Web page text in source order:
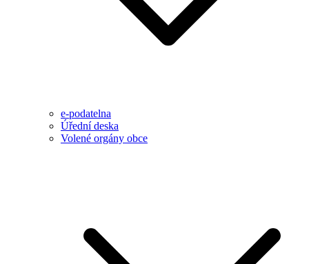
e-podatelna
Úřední deska
Volené orgány obce